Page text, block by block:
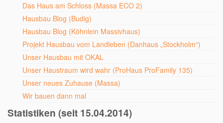
Das Haus am Schloss (Massa ECO 2)
Hausbau Blog (Budig)
Hausbau Blog (Köhnlein Massivhaus)
Projekt Hausbau vom Landleben (Danhaus „Stockholm“)
Unser Hausbau mit OKAL
Unser Haustraum wird wahr (ProHaus ProFamily 135)
Unser neues Zuhause (Massa)
Wir bauen dann mal
Statistiken (seit 15.04.2014)